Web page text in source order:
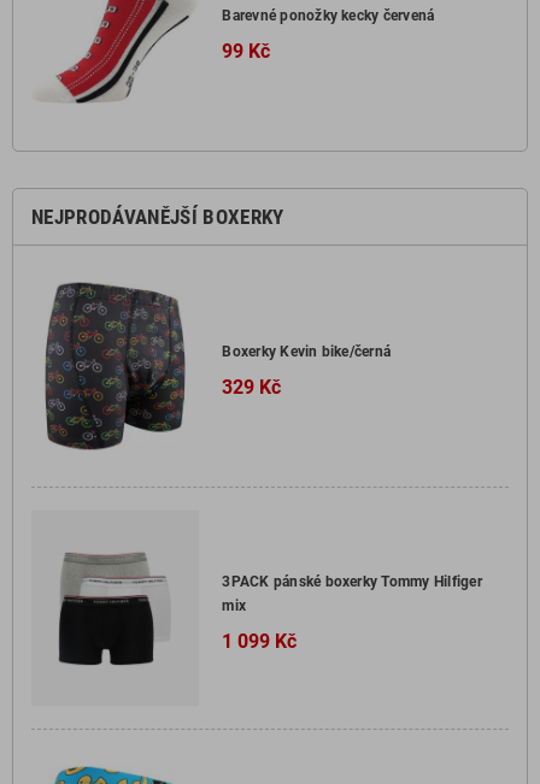
Barevné ponožky kecky červená
99 Kč
NEJPRODÁVANĚJŠÍ BOXERKY
Boxerky Kevin bike/černá
329 Kč
3PACK pánské boxerky Tommy Hilfiger
mix
1 099 Kč